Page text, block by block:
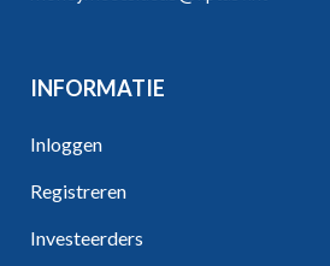
INFORMATIE
Inloggen
Registreren
Investeerders